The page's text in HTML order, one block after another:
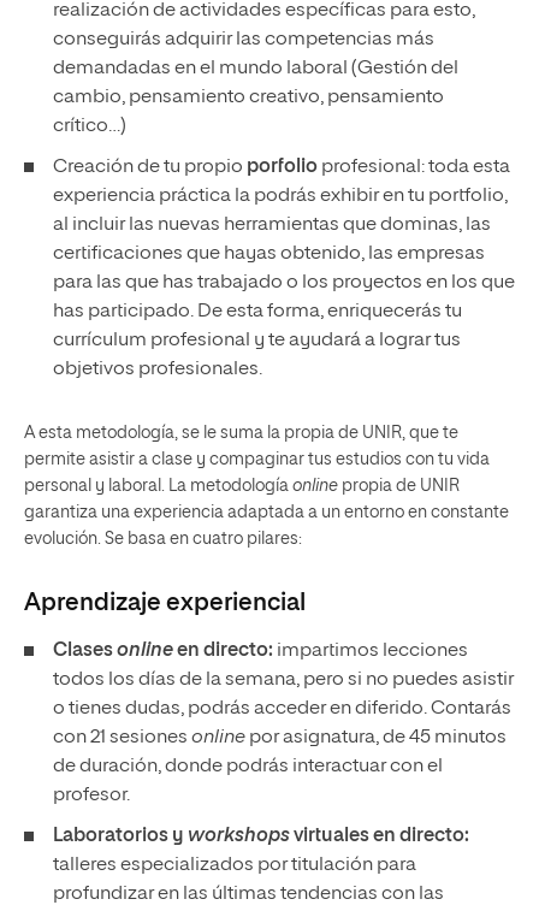
realización de actividades específicas para esto,
conseguirás adquirir las competencias más
demandadas en el mundo laboral (Gestión del
cambio, pensamiento creativo, pensamiento
crítico…)
Creación de tu propio porfolio profesional: toda esta
experiencia práctica la podrás exhibir en tu portfolio,
al incluir las nuevas herramientas que dominas, las
certificaciones que hayas obtenido, las empresas
para las que has trabajado o los proyectos en los que
has participado. De esta forma, enriquecerás tu
currículum profesional y te ayudará a lograr tus
objetivos profesionales.
A esta metodología, se le suma la propia de UNIR, que te
permite asistir a clase y compaginar tus estudios con tu vida
personal y laboral. La metodología online propia de UNIR
garantiza una experiencia adaptada a un entorno en constante
evolución. Se basa en cuatro pilares:
Aprendizaje experiencial
Clasesonlineen directo: impartimos lecciones
todos los días de la semana, pero si no puedes asistir
o tienes dudas, podrás acceder en diferido. Contarás
con 21 sesiones online por asignatura, de 45 minutos
de duración, donde podrás interactuar con el
profesor.
Laboratorios y workshopsvirtuales en directo:
talleres especializados por titulación para
profundizar en las últimas tendencias con las